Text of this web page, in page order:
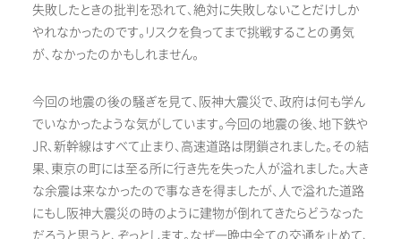
失敗したときの批判を恐れて、絶対に失敗しないことだけしか
やれなかったのです。リスクを負ってまで挑戦することの勇気
が、なかったのかもしれません。
今回の地震の後の騒ぎを見て、阪神大震災で、政府は何も学ん
でいなかったような気がしています。今回の地震の後、地下鉄や
JR、新幹線はすべて止まり、高速道路は閉鎖されました。その結
果、東京の町には至る所に行き先を失った人が溢れました。大き
な余震は来なかったので事なきを得ましたが、人で溢れた道路
にもし阪神大震災の時のように建物が倒れてきたらどうなった
だろうと思うと、ぞっとします。なぜ一晩中全ての交通を止めて、